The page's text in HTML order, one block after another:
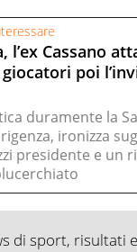
l’ex Cassano
poi
duramente la
ironizza
presidente e un
di sport, risultati